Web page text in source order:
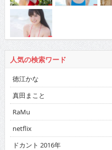
人気の検索ワード
徳江かな
真田まこと
RaMu
netflix
ドカント 2016年